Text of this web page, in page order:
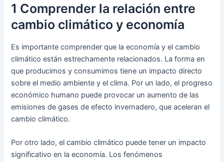
1 Comprender la relación entre
cambio climático y economía
Es importante comprender que la economía y el cambio
climático están estrechamente relacionados. La forma en
que producimos y consumimos tiene un impacto directo
sobre el medio ambiente y el clima. Por un lado, el progreso
económico humano puede provocar un aumento de las
emisiones de gases de efecto invernadero, que aceleran el
cambio climático.
Por otro lado, el cambio climático puede tener un impacto
significativo en la economía. Los fenómenos